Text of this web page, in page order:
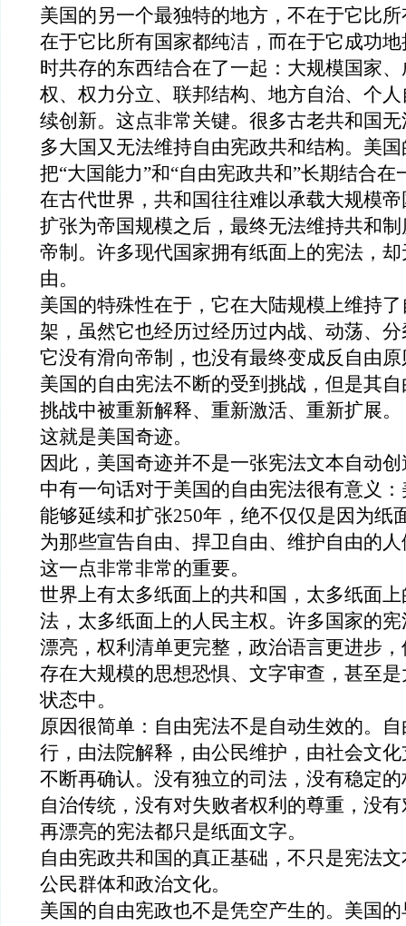
美国的另一个最独特的地方 ，不在于它比
在于它比所有国家都纯洁，而在于它成功地
时共存的东西结合在了一起：大规模国家
权、权力分立、联邦结构、地方自治、个
续创新。 这点非常关键。很多古老共和国
多大国又无法维持自由宪政共和结构。美
把“大国能力”和“自由宪政共和”长期结合在
在古代世界，共和国往往难以承载大规模
扩张为帝国规模之后，最终无法维持共和
帝制。许多现代国家拥有纸面上的宪法，
由。
美国的特殊性在于，它在大陆规模上维持
架， 虽然它也经历过经历过内战、动荡、
它没有滑向帝制，也没有最终变成反自由原
美国 的自由宪法不断的受到挑战， 但是其自
挑战中被重新解释、 重新激活、 重新扩展。
这就是美国奇迹。
因此，美国奇迹并不是一张宪法文本自动
中有一句话对于美国的自由宪法很有意义
能够延续和扩张250年，绝不仅仅是因为纸
为那些宣告自由、捍卫自由、维护自由的
这一点非常非常的重要。
世界上有太多纸面上的共和国，太多纸面上
法，太多纸面上的人民主权。许多国家的
漂亮，权利清单更完整，政治语言更进步
存在大规模的思想恐惧、 文字审查 ，甚至
状态中。
原因很简单：自由宪法不是自动生效的。
行，由法院解释，由公民维护，由社会文
不断再确认。没有独立的司法，没有稳定
自治传统，没有对失败者权利的尊重，没
再漂亮的宪法都只是纸面文字。
自由宪政共和国的真正基础，不只是宪法
公民群体和政治文化。
美国 的自由宪政也不是凭空产生的。 美国